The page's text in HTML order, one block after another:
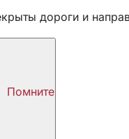
дороги и
Помните